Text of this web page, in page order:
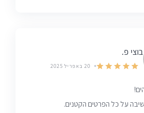
בוצי פ.
20 באפריל 2025
על כל הפרטים הקטנים.